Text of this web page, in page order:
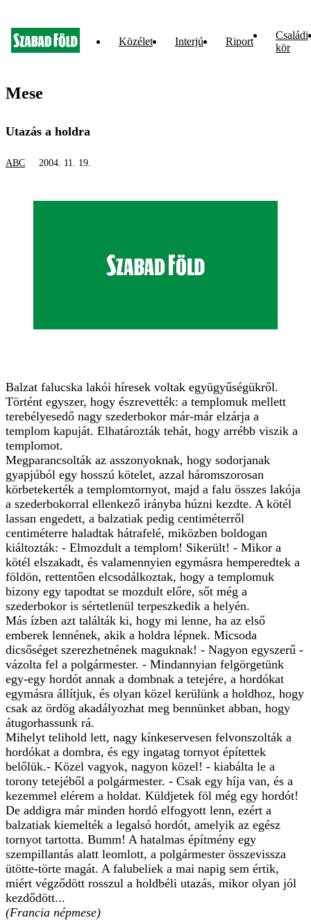
Közélet Interjú Riport
Családi
kör
Mese
Utazás a holdra
ABC 2004. 11. 19.
Balzat falucska lakói híresek voltak együgyűségükről.
Történt egyszer, hogy észrevették: a templomuk mellett
terebélyesedő nagy szederbokor már-már elzárja a
templom kapuját. Elhatározták tehát, hogy arrébb viszik a
templomot.
Megparancsolták az asszonyoknak, hogy sodorjanak
gyapjúból egy hosszú kötelet, azzal háromszorosan
körbetekerték a templomtornyot, majd a falu összes lakója
a szederbokorral ellenkező irányba húzni kezdte. A kötél
lassan engedett, a balzatiak pedig centiméterről
centiméterre haladtak hátrafelé, miközben boldogan
kiáltozták: - Elmozdult a templom! Sikerült! - Mikor a
kötél elszakadt, és valamennyien egymásra hemperedtek a
földön, rettentően elcsodálkoztak, hogy a templomuk
bizony egy tapodtat se mozdult előre, sőt még a
szederbokor is sértetlenül terpeszkedik a helyén.
Más ízben azt találták ki, hogy mi lenne, ha az első
emberek lennének, akik a holdra lépnek. Micsoda
dicsőséget szerezhetnének maguknak! - Nagyon egyszerű -
vázolta fel a polgármester. - Mindannyian felgörgetünk
egy-egy hordót annak a dombnak a tetejére, a hordókat
egymásra állítjuk, és olyan közel kerülünk a holdhoz, hogy
csak az ördög akadályozhat meg bennünket abban, hogy
átugorhassunk rá.
Mihelyt telihold lett, nagy kínkeservesen felvonszolták a
hordókat a dombra, és egy ingatag tornyot építettek
belőlük.- Közel vagyok, nagyon közel! - kiabálta le a
torony tetejéből a polgármester. - Csak egy híja van, és a
kezemmel elérem a holdat. Küldjetek föl még egy hordót!
De addigra már minden hordó elfogyott lenn, ezért a
balzatiak kiemelték a legalsó hordót, amelyik az egész
tornyot tartotta. Bumm! A hatalmas építmény egy
szempillantás alatt leomlott, a polgármester összevissza
ütötte-törte magát. A falubeliek a mai napig sem értik,
miért végződött rosszul a holdbéli utazás, mikor olyan jól
kezdődött...
(Francia népmese)